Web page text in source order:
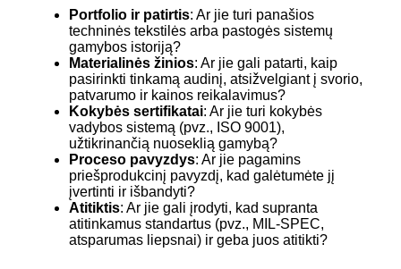
Portfolio ir patirtis: Ar jie turi panašios
techninės tekstilės arba pastogės sistemų
gamybos istoriją?
Materialinės žinios: Ar jie gali patarti, kaip
pasirinkti tinkamą audinį, atsižvelgiant į svorio,
patvarumo ir kainos reikalavimus?
Kokybės sertifikatai: Ar jie turi kokybės
vadybos sistemą (pvz., ISO 9001),
užtikrinančią nuoseklią gamybą?
Proceso pavyzdys: Ar jie pagamins
priešprodukcinį pavyzdį, kad galėtumėte jį
įvertinti ir išbandyti?
Atitiktis: Ar jie gali įrodyti, kad supranta
atitinkamus standartus (pvz., MIL-SPEC,
atsparumas liepsnai) ir geba juos atitikti?